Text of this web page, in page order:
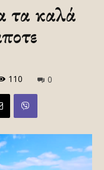
τα καλά
110 0